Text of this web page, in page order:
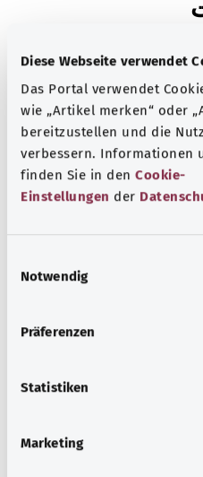
Diese Webseite verwendet
Das Portal verwendet
wie „Artikel merken“ oder
bereitzustellen und die
verbessern. Informationen
finden Sie in den Cookie-
Einstellungen der
Notwendig
Präferenzen
Statistiken
Marketing
(الاضطرابات
جسدية مزمنة لا يمكن